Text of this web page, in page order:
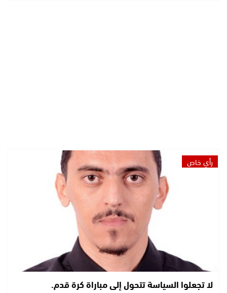
رأي خاص
لا تجعلوا السياسة تتحول إلى مباراة كرة قدم.